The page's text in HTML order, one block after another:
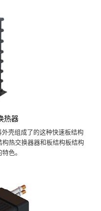
热器
壳组成了的这种快速板结构
热交换器器和板结构板结构
色。